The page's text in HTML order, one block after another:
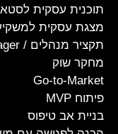
תוכנית עסקית
מצגת עסקית
תקציר מנהלים / One Pager
מחקר שוק
Go-to-Market
פיתוח MVP
בניית אב טיפוס